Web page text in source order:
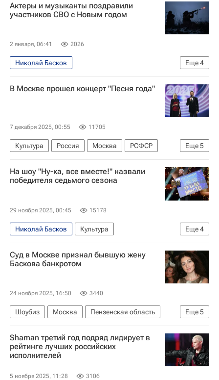
Актеры и музыканты поздравили
участников СВО с Новым годом
2 января, 06:41 2026
Еще4
Николай Басков
Специальная военная операция на Украине
Россия
Иван Охлобыстин
В Москве прошел концерт "Песня года"
7 декабря 2025, 00:55 11705
Еще5
Культура Россия Москва
РСФСР
Сергей Лазарев
Лера Кудрявцева
Григорий Лепс
Мегаспорт Культура
На шоу "Ну-ка, все вместе!" назвали
победителя седьмого сезона
29 ноября 2025, 00:45 15178
Еще4
Николай Басков
Культура
Новости культуры
Санкт-Петербург
Воронеж
Красноярск
Суд в Москве признал бывшую жену
Баскова банкротом
24 ноября 2025, 16:50 3440
Еще5
Шоубиз Москва
Пензенская область
Пенза
Борис Шпигель
Иван Белозерцев
Генеральная прокуратура РФ
Происшествия
Shaman третий год подряд лидирует в
рейтинге лучших российских
исполнителей
5 ноября 2025, 11:28 3106